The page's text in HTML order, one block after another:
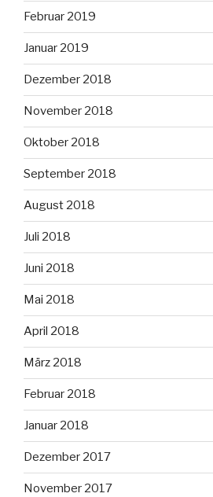
Februar 2019
Januar 2019
Dezember 2018
November 2018
Oktober 2018
September 2018
August 2018
Juli 2018
Juni 2018
Mai 2018
April 2018
März 2018
Februar 2018
Januar 2018
Dezember 2017
November 2017